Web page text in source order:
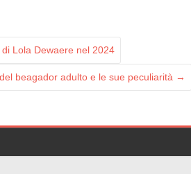
di Lola Dewaere nel 2024
beagador adulto e le sue peculiarità →